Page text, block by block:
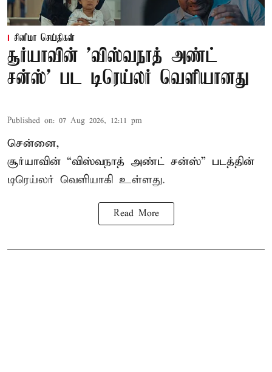
சினிமா செய்திகள்
சூர்யாவின் 'விஸ்வநாத் அண்ட்
சன்ஸ்' பட டிரெய்லர் வெளியானது
Published on: 07 Aug 2026, 12:11 pm
சென்னை,
சூர்யாவின் “விஸ்வநாத் அண்ட் சன்ஸ்” படத்தின்
டிரெய்லர் வெளியாகி உள்ளது.
Read More